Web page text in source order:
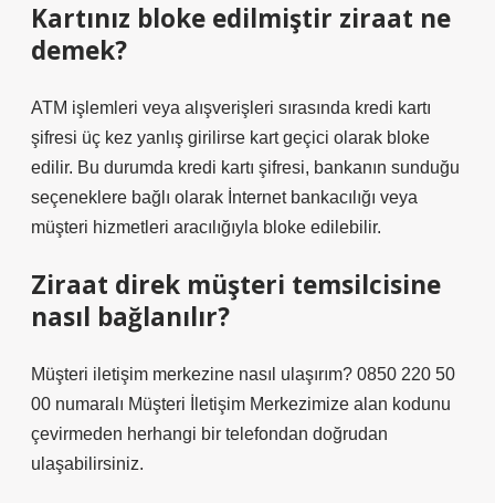
Kartınız bloke edilmiştir ziraat ne
demek?
ATM işlemleri veya alışverişleri sırasında kredi kartı
şifresi üç kez yanlış girilirse kart geçici olarak bloke
edilir. Bu durumda kredi kartı şifresi, bankanın sunduğu
seçeneklere bağlı olarak İnternet bankacılığı veya
müşteri hizmetleri aracılığıyla bloke edilebilir.
Ziraat direk müşteri temsilcisine
nasıl bağlanılır?
Müşteri iletişim merkezine nasıl ulaşırım? 0850 220 50
00 numaralı Müşteri İletişim Merkezimize alan kodunu
çevirmeden herhangi bir telefondan doğrudan
ulaşabilirsiniz.